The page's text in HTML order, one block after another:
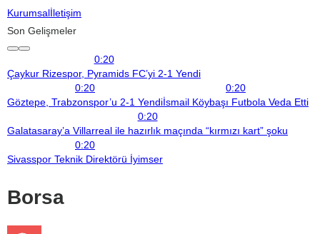
Kurumsalİletişim
Son Gelişmeler
0:20
Çaykur Rizespor, Pyramids FC’yi 2-1 Yendi
0:20
Göztepe, Trabzonspor’u 2-1 Yendi
0:20
İsmail Köybaşı Futbola Veda Etti
0:20
Galatasaray’a Villarreal ile hazırlık maçında “kırmızı kart” şoku
0:20
Sivasspor Teknik Direktörü İyimser
Borsa